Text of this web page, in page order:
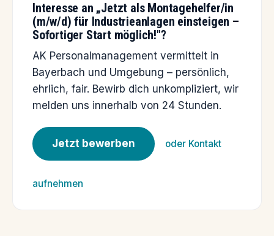
Interesse an „Jetzt als Montagehelfer/in
(m/w/d) für Industrieanlagen einsteigen –
Sofortiger Start möglich!"?
AK Personalmanagement vermittelt in
Bayerbach und Umgebung – persönlich,
ehrlich, fair. Bewirb dich unkompliziert, wir
melden uns innerhalb von 24 Stunden.
Jetzt bewerben oder Kontakt
aufnehmen